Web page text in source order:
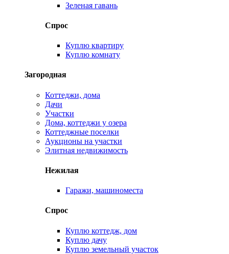
Зеленая гавань
Спрос
Куплю квартиру
Куплю комнату
Загородная
Коттеджи, дома
Дачи
Участки
Дома, коттеджи у озера
Коттеджные поселки
Аукционы на участки
Элитная недвижимость
Нежилая
Гаражи, машиноместа
Спрос
Куплю коттедж, дом
Куплю дачу
Куплю земельный участок